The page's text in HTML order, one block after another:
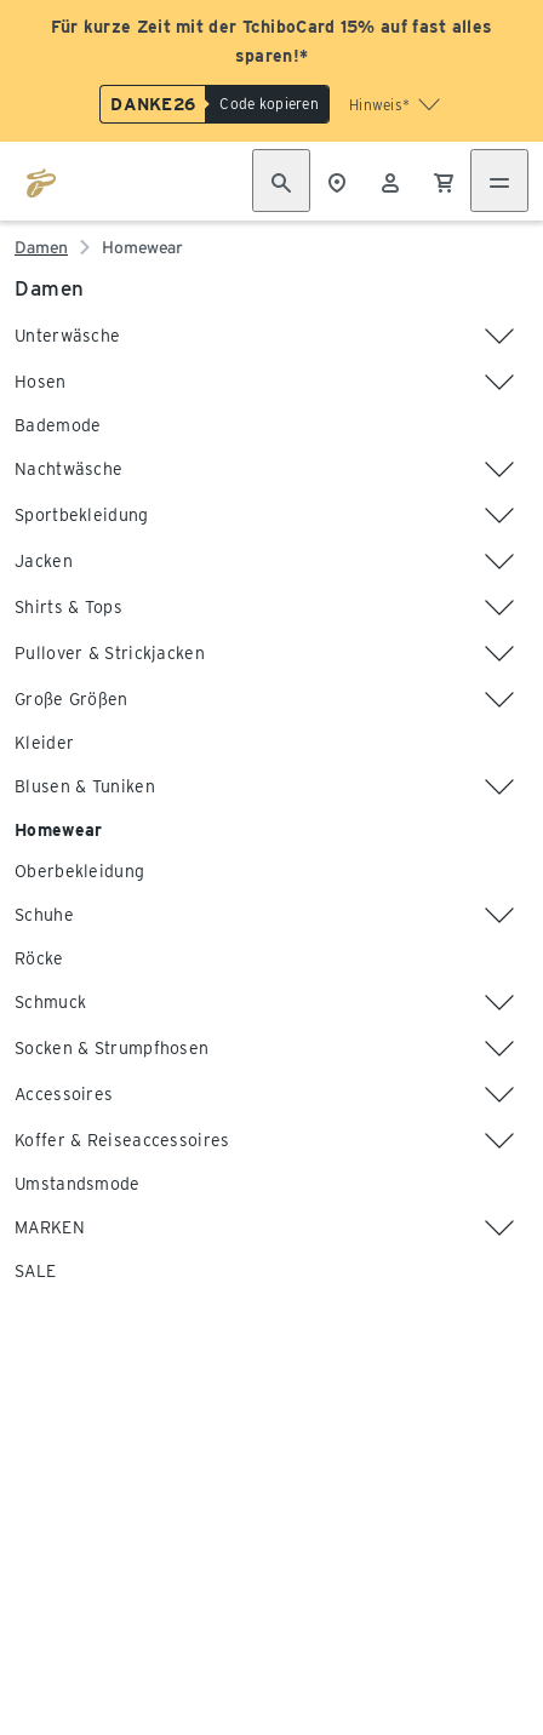
Für kurze Zeit mit der TchiboCard 15% auf fast alles
sparen!*
DANKE26 Code kopieren Hinweis*
Damen Homewear
Damen
Unterwäsche
Hosen
Bademode
Nachtwäsche
Sportbekleidung
Jacken
Shirts & Tops
Pullover & Strickjacken
Große Größen
Kleider
Blusen & Tuniken
Homewear
Oberbekleidung
Schuhe
Röcke
Schmuck
Socken & Strumpfhosen
Accessoires
Koffer & Reiseaccessoires
Umstandsmode
MARKEN
SALE